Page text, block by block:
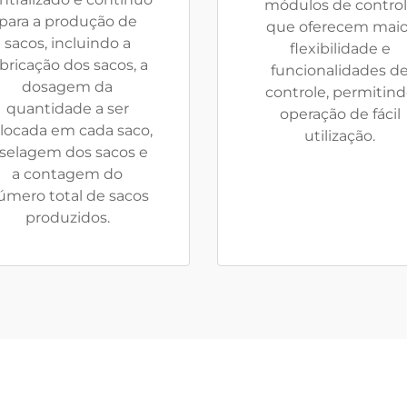
para a produção de
sacos, incluindo a
dos sacos, a
dosagem da
quantidade a ser
em cada saco,
dos sacos e
a contagem do
total de sacos
produzidos.
módulos de
que oferecem
flexibilidade e
funcionalidades de
controle,
operação de fácil
utilização.